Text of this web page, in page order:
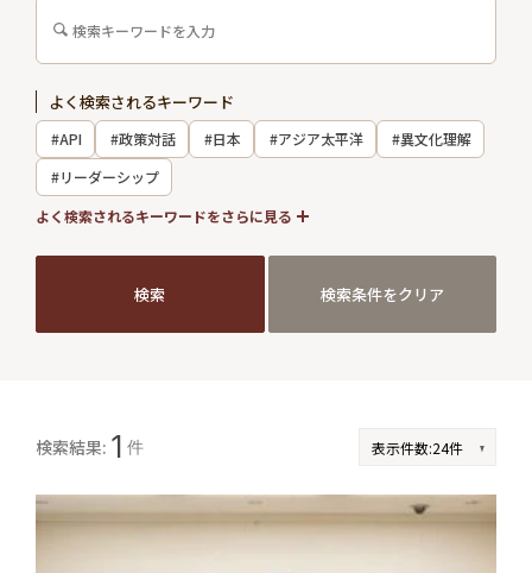
お問い合わせ
アクセス
会員制度
メルマガ登録
採用情報
よく検索されるキーワード
#API #政策対話 #日本 #アジア太平洋
#異文化理解
#リーダーシップ
#国際関係
よく検索されるキーワードをさらに見る
検索
検索条件をクリア
検索結果: 1 件